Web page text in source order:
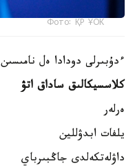
Фото: ҚР ҰОК
ءدۇبىرلى دودادا ەل نامىسىن 12 سپورتشى قورعايدى.
كلاسسيكالىق ساداق اتۋ
ەرلەر
يلفات ابدۋللين
داۋلەتكەلدى جاڭبىرباي